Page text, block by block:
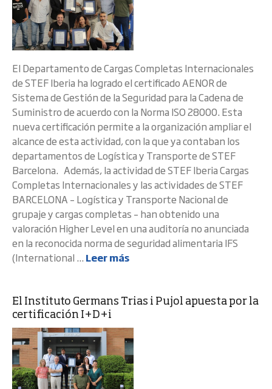
El Departamento de Cargas Completas Internacionales
de STEF Iberia ha logrado el certificado AENOR de
Sistema de Gestión de la Seguridad para la Cadena de
Suministro de acuerdo con la Norma ISO 28000. Esta
nueva certificación permite a la organización ampliar el
alcance de esta actividad, con la que ya contaban los
departamentos de Logística y Transporte de STEF
Barcelona. Además, la actividad de STEF Iberia Cargas
Completas Internacionales y las actividades de STEF
BARCELONA – Logística y Transporte Nacional de
grupaje y cargas completas – han obtenido una
valoración Higher Level en una auditoría no anunciada
en la reconocida norma de seguridad alimentaria IFS
(International ... Leer más
El Instituto Germans Trias i Pujol apuesta por la
certificación I+D+i